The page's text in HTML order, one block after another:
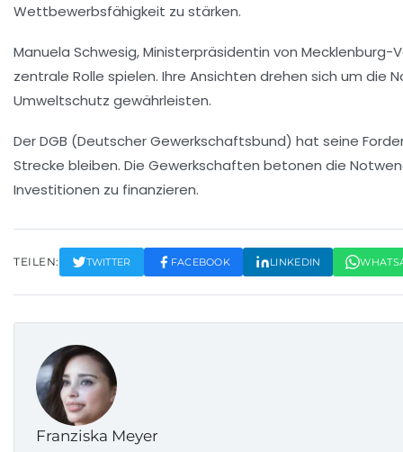
Wettbewerbsfähigkeit zu stärken.
Manuela Schwesig, Ministerpräsidentin von Mecklenburg-
zentrale Rolle spielen. Ihre Ansichten drehen sich um
Umweltschutz gewährleisten.
DerDGB (Deutscher Gewerkschaftsbund) hat seine
Strecke bleiben. Die Gewerkschaften betonen die
Investitionen zu finanzieren.
TEILEN: TWITTER FACEBOOK LINKEDIN
Franziska Meyer